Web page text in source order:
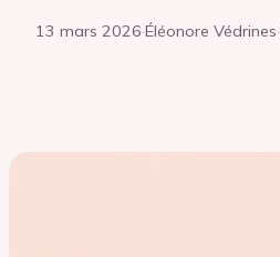
13 mars 2026·Éléonore Védrines·